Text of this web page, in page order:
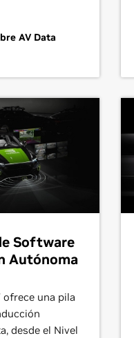
AV Data
Software
Autónoma
ofrece una pila
desde el Nivel